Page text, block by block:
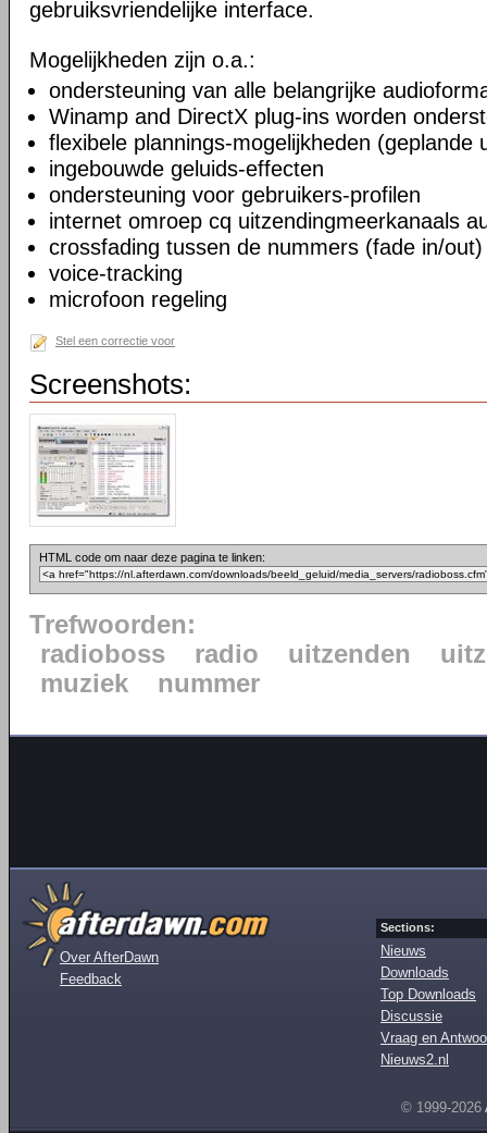
gebruiksvriendelijke interface.
Mogelijkheden zijn o.a.:
ondersteuning van alle belangrijke
Winamp and DirectX plug-ins worden
flexibele plannings-mogelijkheden (geplande
ingebouwde geluids-effecten
ondersteuning voor gebruikers-profilen
internet omroep cq uitzendingmeerkanaals
crossfading tussen de nummers (fade in/out)
voice-tracking
microfoon regeling
Stel een correctie voor
Screenshots:
HTML code om naar deze pagina te linken:
Trefwoorden:
radioboss
radio uitzenden
muziek
nummer
Over AfterDawn
Feedback
Sections:
Nieuws
Downloads
Top Downloads
Discussie
Vraag en
Nieuws2.nl
© 1999-2026